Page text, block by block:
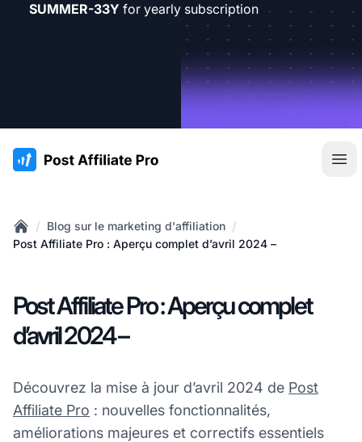
SUMMER-33Y for yearly subscription
:site.title
Home
/ Blog sur le marketing d'affiliation /
Post Affiliate Pro : Aperçu complet d’avril 2024 –
Post Affiliate Pro : Aperçu complet
d’avril 2024 –
Découvrez la mise à jour d’avril 2024 de Post
Affiliate Pro : nouvelles fonctionnalités,
améliorations majeures et correctifs essentiels